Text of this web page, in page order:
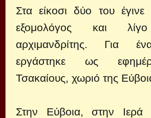
Στα είκοσι δύο του έγινε
εξομολόγος και
αρχιμανδρίτης. Για
εργάστηκε ως
Τσακαίους, χωριό της
Στην Εύβοια, στην